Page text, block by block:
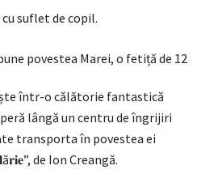
suflet de copil.
povestea Marei, o fetiță de 12
într-o călătorie fantastică
lângă un centru de îngrijiri
transporta în povestea ei
de Ion Creangă.